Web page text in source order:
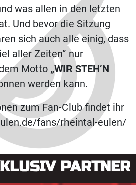
was allen in den letzten
Und bevor die Sitzung
sich auch alle einig, dass
aller Zeiten“ nur
Motto „WIR STEH’N
werden kann.
zum Fan-Club findet ihr
fans/rheintal-eulen/
PARTNER